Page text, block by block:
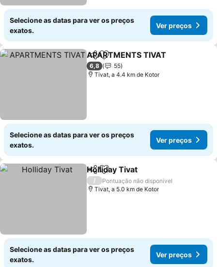
Selecione as datas para ver os preços
exatos.
Ver preços
PartilharAdicionar aos favoritos
APARTMENTS TIVAT
6,8
55
Tivat, a 4.4 km de Kotor
Selecione as datas para ver os preços
exatos.
Ver preços
PartilharAdicionar aos favoritos
Holliday Tivat
/
Pontuação não disponível
Tivat, a 5.0 km de Kotor
Selecione as datas para ver os preços
exatos.
Ver preços